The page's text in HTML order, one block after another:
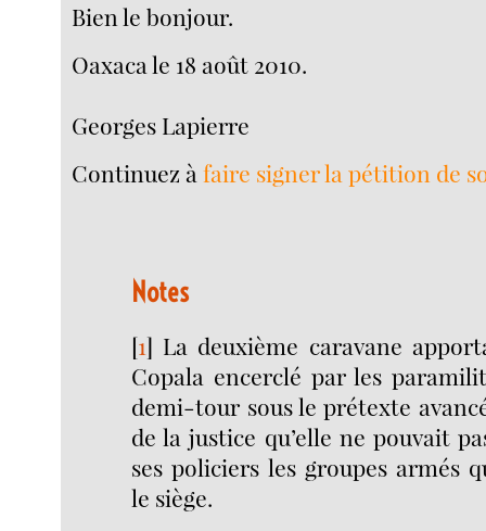
Bien le bonjour.
Oaxaca le 18 août 2010.
Georges Lapierre
Continuez àfaire signer la pétition de
Notes
[1] La deuxième caravane
Copala encerclé par les
demi-tour sous le prétexte
de la justice qu’elle ne pouvait
ses policiers les groupes armés
le siège.